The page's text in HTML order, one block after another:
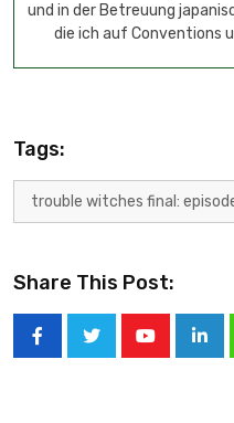
und in der Betreuung
die ich auf Conventions
Tags:
trouble witches final:
Share This Post: